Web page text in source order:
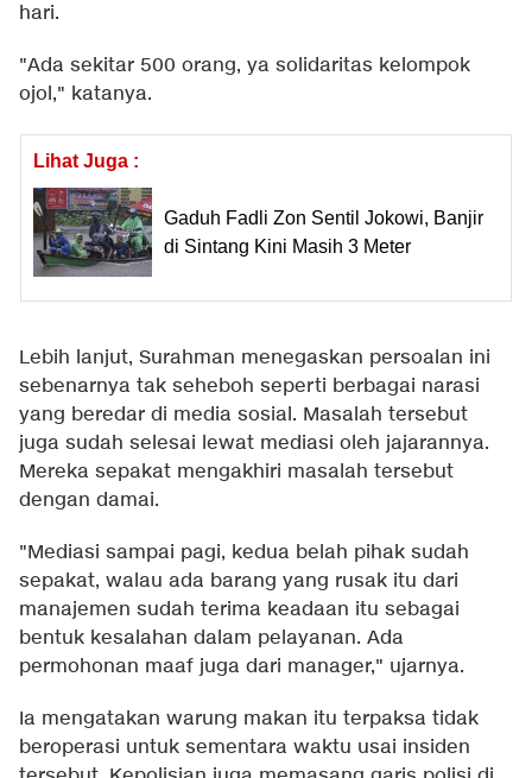
hari.
"Ada sekitar 500 orang, ya solidaritas kelompok
ojol," katanya.
Lihat Juga :
Gaduh Fadli Zon Sentil Jokowi, Banjir
di Sintang Kini Masih 3 Meter
Lebih lanjut, Surahman menegaskan persoalan ini
sebenarnya tak seheboh seperti berbagai narasi
yang beredar di media sosial. Masalah tersebut
juga sudah selesai lewat mediasi oleh jajarannya.
Mereka sepakat mengakhiri masalah tersebut
dengan damai.
"Mediasi sampai pagi, kedua belah pihak sudah
sepakat, walau ada barang yang rusak itu dari
manajemen sudah terima keadaan itu sebagai
bentuk kesalahan dalam pelayanan. Ada
permohonan maaf juga dari manager," ujarnya.
Ia mengatakan warung makan itu terpaksa tidak
beroperasi untuk sementara waktu usai insiden